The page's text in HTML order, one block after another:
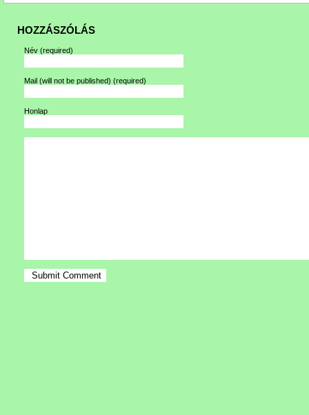
HOZZÁSZÓLÁS
Név (required)
Mail (will not be published) (required)
Honlap